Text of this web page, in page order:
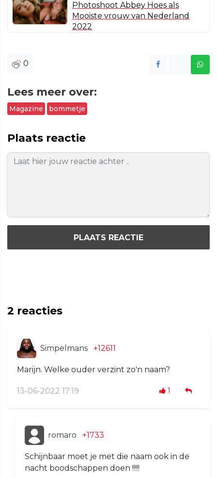
Photoshoot Abbey Hoes als
Mooiste vrouw van Nederland
2022
0
Lees meer over:
Magazine bommetje
Plaats reactie
PLAATS REACTIE
2 reacties
Simpelmans +12611
Marijn. Welke ouder verzint zo'n naam?
13-06-2022 17:19 1
romaro +1733
Schijnbaar moet je met die naam ook in de
nacht boodschappen doen !!!!!